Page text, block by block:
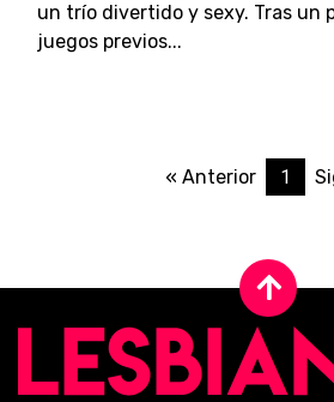
un trío divertido y sexy. Tras un
juegos previos...
« Anterior 1